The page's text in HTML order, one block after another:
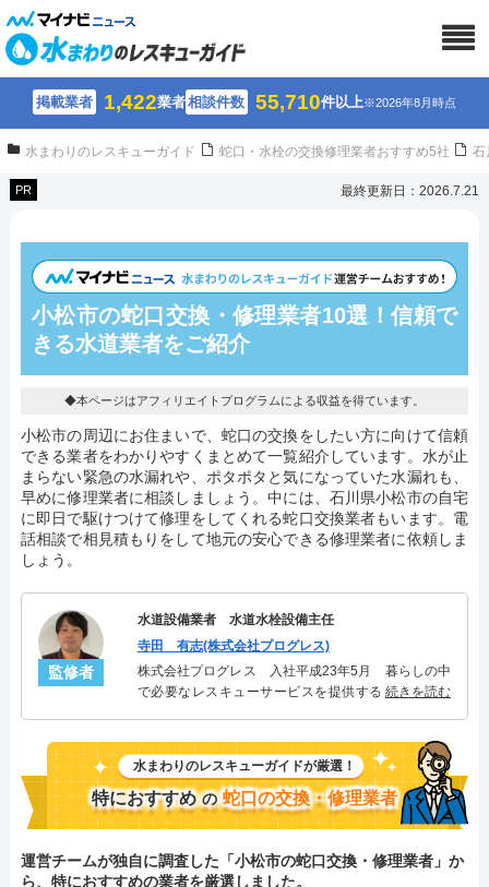
掲載業者 1,422業者相談件数 55,710件以上※2026年8月時点
水まわりのレスキューガイド 蛇口・水栓の交換修理業者おすすめ5社 石
PR 最終更新日：2026.7.21
小松市の蛇口交換・修理業者10選！信頼で
きる水道業者をご紹介
◆本ページはアフィリエイトプログラムによる収益を得ています。
小松市の周辺にお住まいで、蛇口の交換をしたい方に向けて信頼
できる業者をわかりやすくまとめて一覧紹介しています。水が止
まらない緊急の水漏れや、ポタポタと気になっていた水漏れも、
早めに修理業者に相談しましょう。中には、石川県小松市の自宅
に即日で駆けつけて修理をしてくれる蛇口交換業者もいます。電
話相談で相見積もりをして地元の安心できる修理業者に依頼しま
しょう。
監修者
水道設備業者 水道水栓設備主任
寺田 有志(株式会社プログレス)
株式会社プログレス 入社平成23年5月 暮らしの中
で必要なレスキューサービスを提供する株式会社プ
ブルを解決。多くのお客様に信頼される「水道水
栓」のスペシャリスト。
続きを読む
水まわりのレスキューガイドが厳選！
特におすすめ の 蛇口の交換・修理業者
運営チームが独自に調査した「小松市の蛇口交換・修理業者」か
ら、特におすすめの業者を厳選しました。